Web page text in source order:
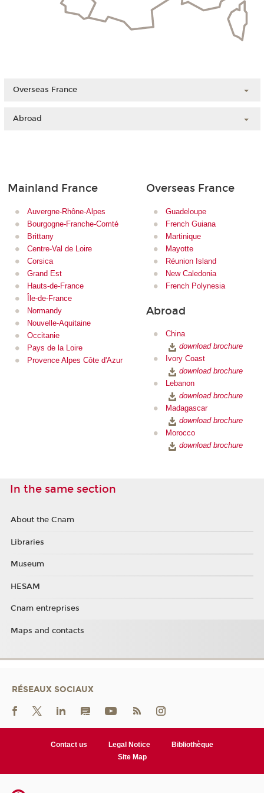
Overseas France
New Caledonia
French Polynesia
Abroad
Madagascar
Mainland France
Auvergne-Rhône-Alpes
Bourgogne-Franche-Comté
Brittany
Centre-Val de Loire
Corsica
Grand Est
Hauts-de-France
Île-de-France
Normandy
Nouvelle-Aquitaine
Occitanie
Pays de la Loire
Provence Alpes Côte d'Azur
Overseas France
Guadeloupe
French Guiana
Martinique
Mayotte
Réunion Island
New Caledonia
French Polynesia
Abroad
China
download brochure
Ivory Coast
download brochure
Lebanon
download brochure
Madagascar
download brochure
Morocco
download brochure
In the same section
About the Cnam
Libraries
Museum
HESAM
Cnam entreprises
Maps and contacts
RÉSEAUX SOCIAUX
Contact us Legal Notice
Bibliothèque
Site Map